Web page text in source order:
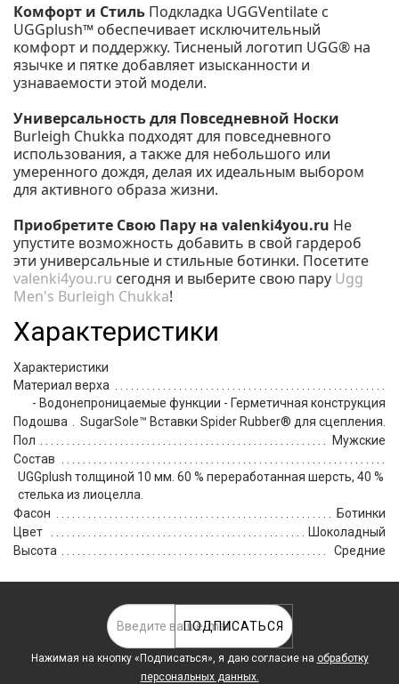
Комфорт и Стиль Подкладка UGGVentilate с
UGGplush™ обеспечивает исключительный
комфорт и поддержку. Тисненый логотип UGG® на
язычке и пятке добавляет изысканности и
узнаваемости этой модели.
Универсальность для Повседневной Носки
Burleigh Chukka подходят для повседневного
использования, а также для небольшого или
умеренного дождя, делая их идеальным выбором
для активного образа жизни.
Приобретите Свою Пару на valenki4you.ru Не
упустите возможность добавить в свой гардероб
эти универсальные и стильные ботинки. Посетите
valenki4you.ru сегодня и выберите свою пару Ugg
Men's Burleigh Chukka!
Характеристики
Характеристики
Материал верха
- Водонепроницаемые функции - Герметичная конструкция
Подошва
SugarSole™ Вставки Spider Rubber® для сцепления.
Пол
Мужские
Состав
UGGplush толщиной 10 мм. 60 % переработанная шерсть, 40 %
стелька из лиоцелла.
Фасон
Ботинки
Цвет
Шоколадный
Высота
Средние
ПОДПИСАТЬСЯ
Нажимая на кнопку «Подписаться», я даю cогласие на обработку
персональных данных.